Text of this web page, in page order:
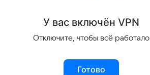
с днем рождения,
У вас включён VPN
Отключите, чтобы всё работало
Готово